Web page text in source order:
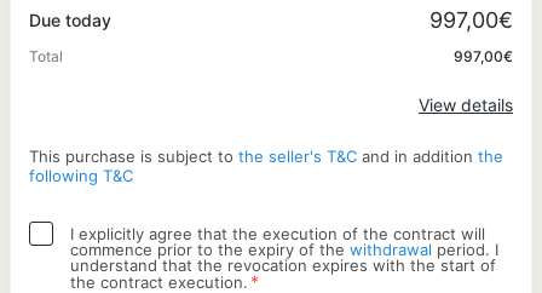
Due today 997,00€
Total 997,00€
View details
This purchase is subject to the seller's T&C and in addition the
following T&C
I explicitly agree that the execution of the contract will
commence prior to the expiry of the withdrawal period. I
understand that the revocation expires with the start of
the contract execution. *